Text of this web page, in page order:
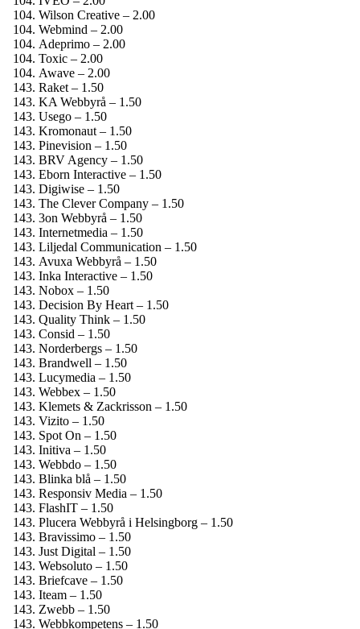
Wilson Creative – 2.00
Webmind – 2.00
Adeprimo – 2.00
Toxic – 2.00
Awave – 2.00
Raket – 1.50
KA Webbyrå – 1.50
Usego – 1.50
Kromonaut – 1.50
Pinevision – 1.50
BRV Agency – 1.50
Eborn Interactive – 1.50
Digiwise – 1.50
The Clever Company – 1.50
3on Webbyrå – 1.50
Internetmedia – 1.50
Liljedal Communication – 1.50
Avuxa Webbyrå – 1.50
Inka Interactive – 1.50
Nobox – 1.50
Decision By Heart – 1.50
Quality Think – 1.50
Consid – 1.50
Norderbergs – 1.50
Brandwell – 1.50
Lucymedia – 1.50
Webbex – 1.50
Klemets & Zackrisson – 1.50
Vizito – 1.50
Spot On – 1.50
Initiva – 1.50
Webbdo – 1.50
Blinka blå – 1.50
Responsiv Media – 1.50
FlashIT – 1.50
Plucera Webbyrå i Helsingborg – 1.50
Bravissimo – 1.50
Just Digital – 1.50
Websoluto – 1.50
Briefcave – 1.50
Iteam – 1.50
Zwebb – 1.50
Webbkompetens – 1.50